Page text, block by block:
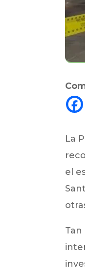
La
el